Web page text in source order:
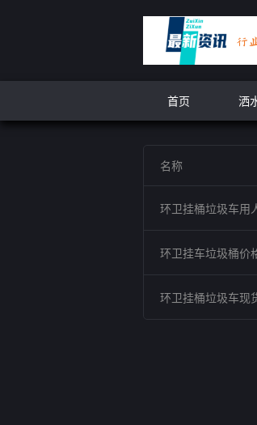
首页 洒
名称
环卫挂桶垃圾车用
环卫挂车垃圾桶价
环卫挂桶垃圾车现